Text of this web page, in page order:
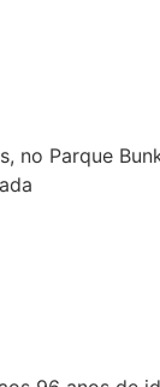
no Parque